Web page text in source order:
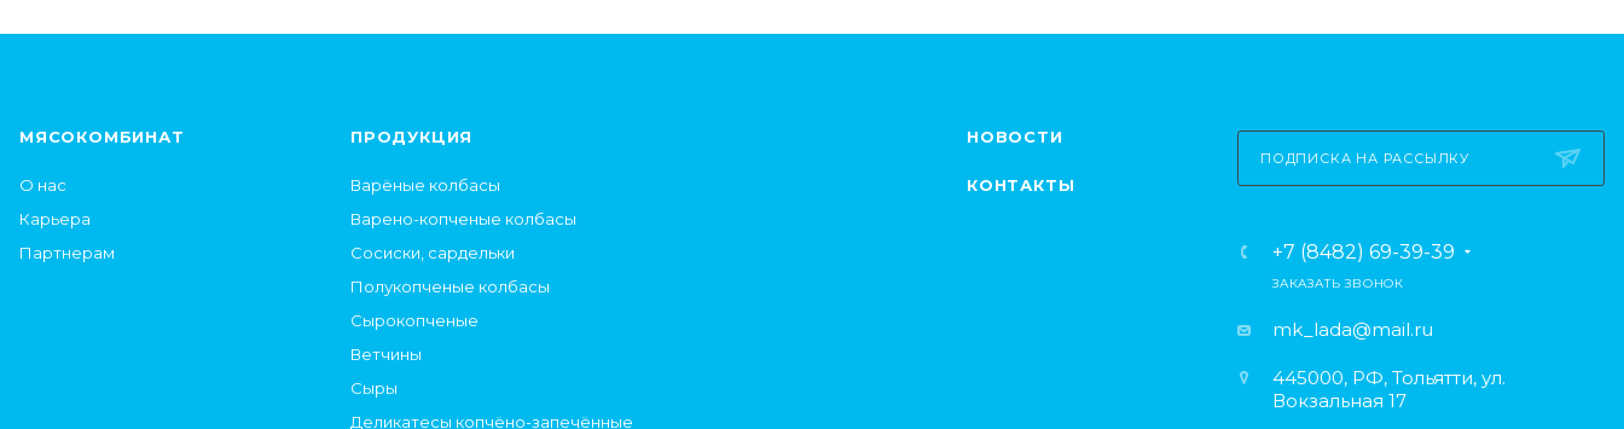
МЯСОКОМБИНАТ
О нас
Карьера
Партнерам
ПРОДУКЦИЯ
Варёные колбасы
Варено-копченые колбасы
Сосиски, сардельки
Полукопченые колбасы
Сырокопченые
Ветчины
Сыры
Деликатесы копчёно-запечённые
НОВОСТИ
КОНТАКТЫ
ПОДПИСКА НА РАССЫЛКУ
+7 (8482) 69-39-39
ЗАКАЗАТЬ ЗВОНОК
mk_lada@mail.ru
445000, РФ, Тольятти, ул.
Вокзальная 17